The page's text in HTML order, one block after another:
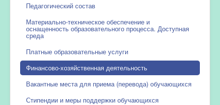
Педагогический состав
Материально-техническое обеспечение и
оснащенность образовательного процесса. Доступная
среда
Платные образовательные услуги
Финансово-хозяйственная деятельность
Вакантные места для приема (перевода) обучающихся
Стипендии и меры поддержки обучающихся